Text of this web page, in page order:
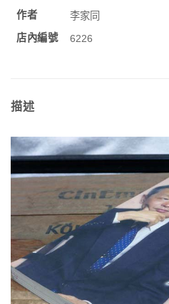
作者
李家同
店內編號
6226
描述